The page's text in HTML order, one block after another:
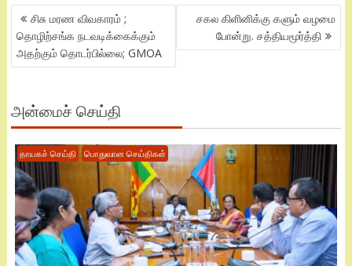
POST
NAVIGATION
சிசு மரண விவகாரம் ;
தொழிற்சங்க நடவடிக்கைக்கும்
அதற்கும் தொடர்பில்லை; GMOA
சகல கிளினிக்கு களும் வழமை
போன்று. சத்தியமூர்த்தி
அன்மைச் செய்தி
தாயகச் செய்தி பொதுவான செய்திகள்